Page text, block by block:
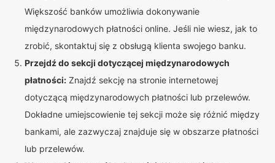
Większość banków umożliwia dokonywanie
międzynarodowych płatności online. Jeśli nie wiesz, jak to
zrobić, skontaktuj się z obsługą klienta swojego banku.
Przejdź do sekcji dotyczącej międzynarodowych
płatności: Znajdź sekcję na stronie internetowej
dotyczącą międzynarodowych płatności lub przelewów.
Dokładne umiejscowienie tej sekcji może się różnić między
bankami, ale zazwyczaj znajduje się w obszarze płatności
lub przelewów.